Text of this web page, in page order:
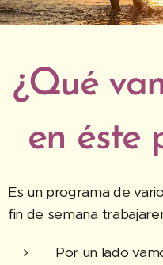
¿Qué
en éste
Es un programa de
fin de semana
Por un lado